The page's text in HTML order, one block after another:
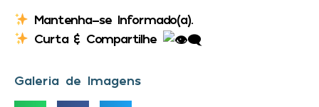
Mantenha-se Informado(a).
Curta & Compartilhe
Galeria de Imagens